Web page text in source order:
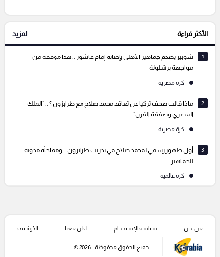
التعليقات السابقة
الأكثر قراءة المزيد
1
شوبير يصدم جماهير الأهلي بإصابة إمام عاشور .. هذا موقفه من
مواجهة برشلونة
كرة مصرية
2
ماذا قالت صحف تركيا عن تعاقد محمد صلاح مع طرابزون ؟ .. "الملك
المصري وصفقة القرن"
كرة مصرية
3
أول ظهور رسمي لمحمد صلاح في تدريب طرابزون .. ومفاجأة مدوية
للجماهير
كرة عالمية
من نحن سياسة الإستخدام اعلن معنا الأرشيف
جميع الحقوق محفوظة - 2026 ©